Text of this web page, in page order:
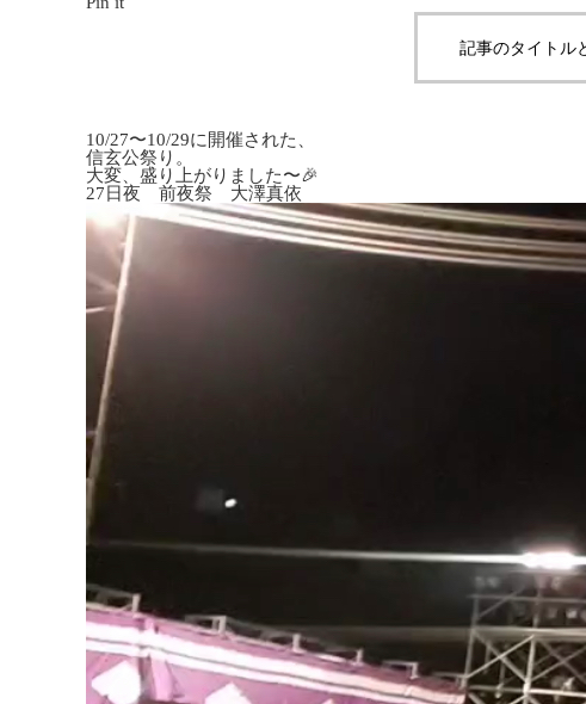
記事のタイトル
10/27〜10/29に開催された、
信玄公祭り。
大変、盛り上がりました〜🎉
27日夜 前夜祭 大澤真依